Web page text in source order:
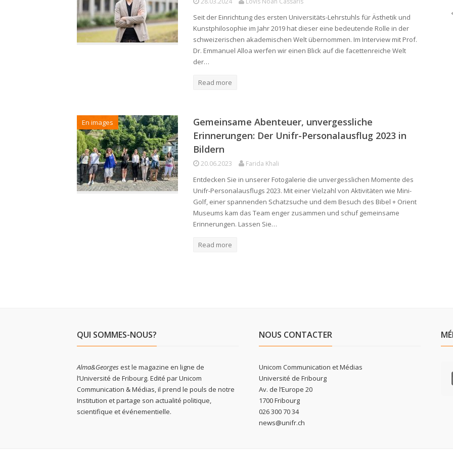
Seit der Einrichtung des ersten Universitäts-Lehrstuhls für Ästhetik und
Kunstphilosophie im Jahr 2019 hat dieser eine bedeutende Rolle in der
schweizerischen akademischen Welt übernommen. Im Interview mit Prof.
Dr. Emmanuel Alloa werfen wir einen Blick auf die facettenreiche Welt
der…
Read more
En images
Gemeinsame Abenteuer, unvergessliche
Erinnerungen: Der Unifr-Personalausflug 2023 in
Bildern
20.06.2023 Farida Khali
Entdecken Sie in unserer Fotogalerie die unvergesslichen Momente des
Unifr-Personalausflugs 2023. Mit einer Vielzahl von Aktivitäten wie Mini-
Golf, einer spannenden Schatzsuche und dem Besuch des Bibel + Orient
Museums kam das Team enger zusammen und schuf gemeinsame
Erinnerungen. Lassen Sie…
Read more
QUI SOMMES-NOUS?
Alma&Georgesest le magazine en ligne de
l’Université de Fribourg. Edité par Unicom
Communication & Médias, il prend le pouls de notre
Institution et partage son actualité politique,
scientifique et événementielle.
NOUS CONTACTER
Unicom Communication et Médias
Université de Fribourg
Av. de l’Europe 20
1700 Fribourg
026 300 70 34
news@unifr.ch